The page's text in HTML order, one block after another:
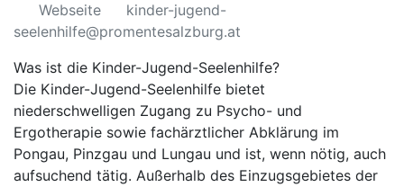
Webseite
kinder-jugend-
seelenhilfe@promentesalzburg.at
Was ist die Kinder-Jugend-Seelenhilfe?
Die Kinder-Jugend-Seelenhilfe bietet
niederschwelligen Zugang zu Psycho- und
Ergotherapie sowie fachärztlicher Abklärung im
Pongau, Pinzgau und Lungau und ist, wenn nötig, auch
aufsuchend tätig. Außerhalb des Einzugsgebietes der